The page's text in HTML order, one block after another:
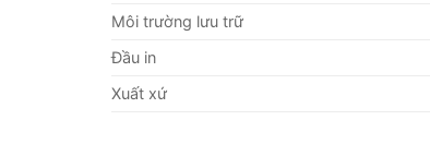
Môi trường lưu trữ
Đầu in
Xuất xứ